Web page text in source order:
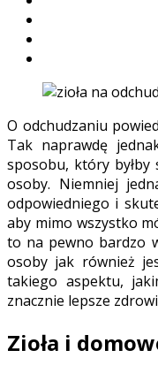
O odchudzaniu
Tak naprawdę
sposobu, który byłby
osoby. Niemniej
odpowiedniego i
aby mimo wszystko
to na pewno bardzo
osoby jak również
takiego aspektu,
znacznie lepsze
Zioła i